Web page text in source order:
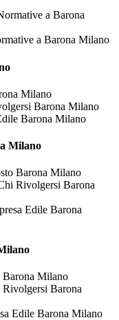
a Barona Milano
Milano
Barona Milano
Barona Milano
Milano
Barona Milano
Rivolgersi Barona
Edile Barona
Barona Milano
Barona
Edile Barona Milano